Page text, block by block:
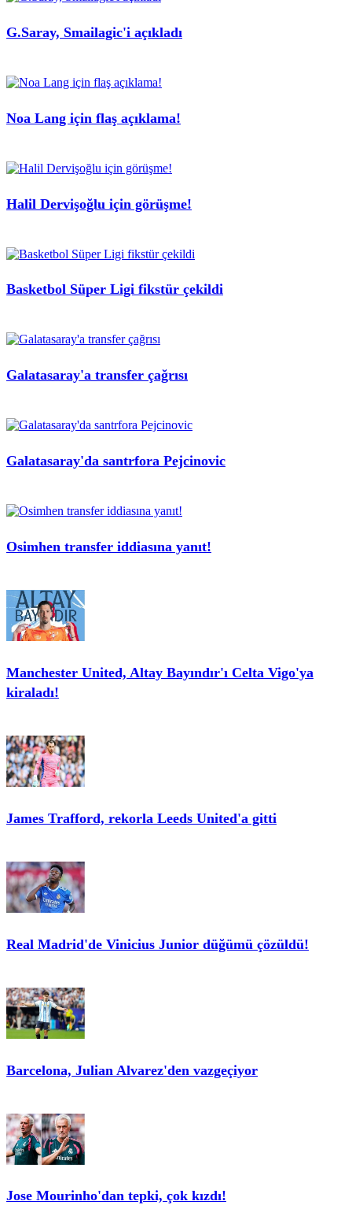
G.Saray, Smailagic'i açıkladı
Noa Lang için flaş açıklama!
Halil Dervişoğlu için görüşme!
Basketbol Süper Ligi fikstür çekildi
Galatasaray'a transfer çağrısı
Galatasaray'da santrfora Pejcinovic
Osimhen transfer iddiasına yanıt!
Manchester United, Altay Bayındır'ı Celta Vigo'ya
kiraladı!
James Trafford, rekorla Leeds United'a gitti
Real Madrid'de Vinicius Junior düğümü çözüldü!
Barcelona, Julian Alvarez'den vazgeçiyor
Jose Mourinho'dan tepki, çok kızdı!